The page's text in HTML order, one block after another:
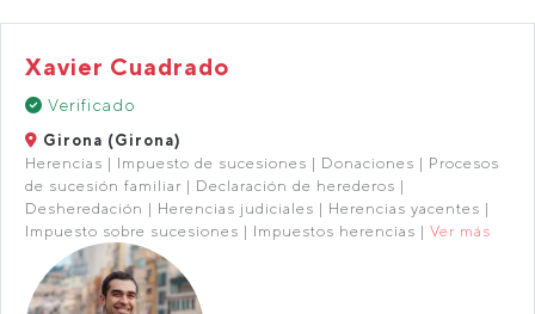
Xavier Cuadrado
Verificado
Girona (Girona)
Herencias | Impuesto de sucesiones | Donaciones | Procesos
de sucesión familiar | Declaración de herederos |
Desheredación | Herencias judiciales | Herencias yacentes |
Impuesto sobre sucesiones | Impuestos herencias | Ver más